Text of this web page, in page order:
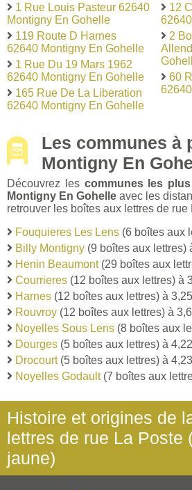
1 Rue Louis Pasteur 62640
Montigny En Gohelle
119 Route D Harnes
62640 Montigny En Gohelle
1 Rue Du 19 Mars 1962
62640 Montigny En Gohelle
165 Rue De La Liberation
62640 Montigny En Gohelle
12
2
60
Les communes à
Montigny En
Découvrez les communes les
Montigny En Gohelle avec les
retrouver les boîtes aux lettres de rue
Fouquieres Les Lens (6 boîtes aux
Billy Montigny (9 boîtes aux lettres)
Henin Beaumont(29 boîtes aux
Courrieres (12 boîtes aux lettres) à
Harnes (12 boîtes aux lettres) à
Rouvroy (12 boîtes aux lettres) à
Noyelles Sous Lens (8 boîtes aux
Dourges (5 boîtes aux lettres) à
Drocourt(5 boîtes aux lettres) à
Noyelles Godault(7 boîtes aux
Histoire et origines de
lettres de rue La Poste
jaune)